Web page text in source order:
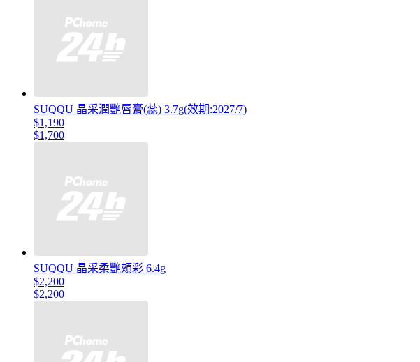
SUQQU 晶采潤艷唇膏(蕊) 3.7g(效期:2027/7)
$1,190
$1,700
SUQQU 晶采柔艷頰彩 6.4g
$2,200
$2,200